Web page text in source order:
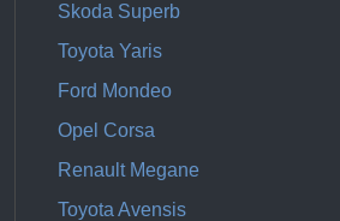
Skoda Superb
Toyota Yaris
Ford Mondeo
Opel Corsa
Renault Megane
Toyota Avensis